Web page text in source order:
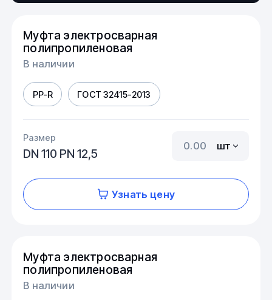
Муфта электросварная
полипропиленовая
В наличии
PP-R ГОСТ 32415-2013
Размер
DN 110 PN 12,5
шт
Узнать цену
Муфта электросварная
полипропиленовая
В наличии